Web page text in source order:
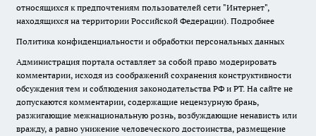
относящихся к предпочтениям пользователей сети "Интернет",
находящихся на территории Российской Федерации). Подробнее
Политика конфиденциальности и обработки персональных данных
Администрация портала оставляет за собой право модерировать
комментарии, исходя из соображений сохранения конструктивности
обсуждения тем и соблюдения законодательства РФ и РТ. На сайте не
допускаются комментарии, содержащие нецензурную брань,
разжигающие межнациональную рознь, возбуждающие ненависть или
вражду, а равно унижение человеческого достоинства, размещение